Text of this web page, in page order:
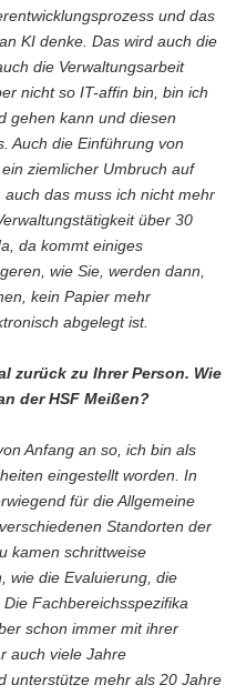
und das
KI denke. Das wird auch die
die Verwaltungsarbeit
nicht so IT-affin bin, bin ich
gehen kann und diesen
Auch die Einführung von
ziemlicher Umbruch auf
das muss ich nicht mehr
über 30
da kommt einiges
wie Sie, werden dann,
kein Papier mehr
abgelegt ist.
zurück zu Ihrer Person. Wie
der HSF Meißen?
Anfang an so, ich bin als
eingestellt worden. In
für die Allgemeine
Standorten der
kamen schrittweise
wie die Evaluierung, die
Fachbereichsspezifika
schon immer mit ihrer
auch viele Jahre
unterstütze mehr als 20 Jahre